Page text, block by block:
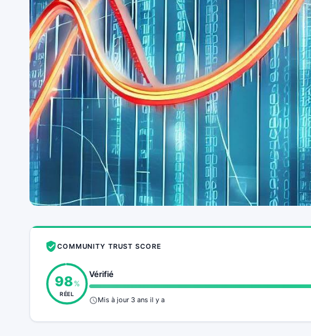
COMMUNITY TRUST SCORE
98 %
RÉEL
Vérifié
Mis à jour 3 ans il y a